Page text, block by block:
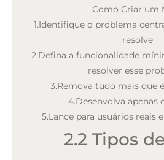
Como Criar um
1.Identifique o problema
resolve
2.Defina a funcionalidade
resolver esse
3.Remova tudo mais que
4.Desenvolva apenas
5.Lance para usuários reais
2.2 Tipos